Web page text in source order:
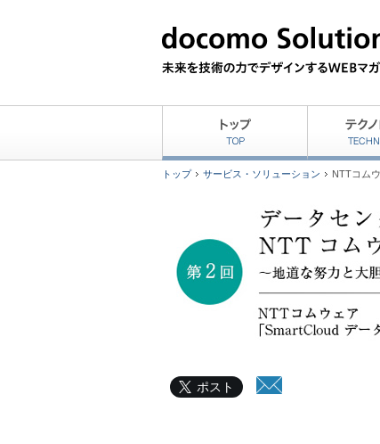
トップ サービス・ソリューション NTTコム
ポスト